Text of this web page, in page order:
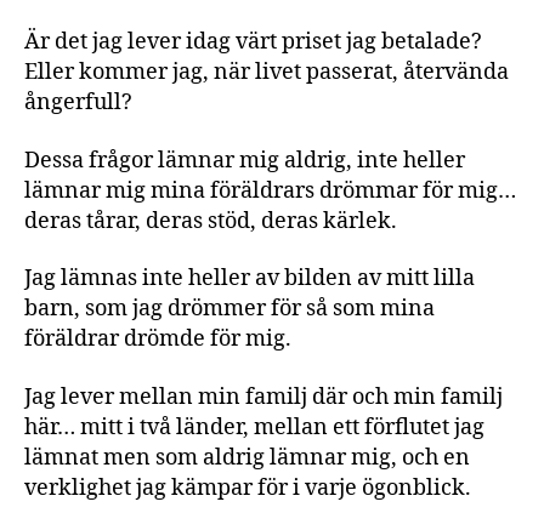
Är det jag lever idag värt priset jag betalade?
Eller kommer jag, när livet passerat, återvända
ångerfull?
Dessa frågor lämnar mig aldrig, inte heller
lämnar mig mina föräldrars drömmar för mig…
deras tårar, deras stöd, deras kärlek.
Jag lämnas inte heller av bilden av mitt lilla
barn, som jag drömmer för så som mina
föräldrar drömde för mig.
Jag lever mellan min familj där och min familj
här… mitt i två länder, mellan ett förflutet jag
lämnat men som aldrig lämnar mig, och en
verklighet jag kämpar för i varje ögonblick.